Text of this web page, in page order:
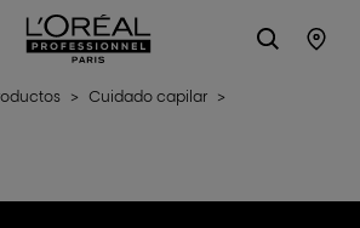
Paris
> Cuidado capilar >